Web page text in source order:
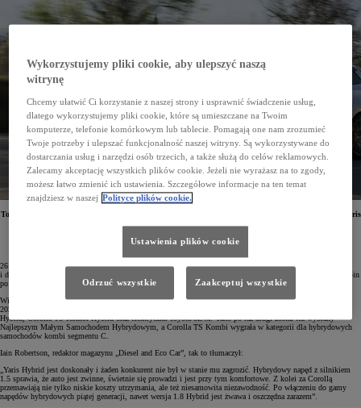
Toyota została wyróżniona w brytyjskim rankingu 2023 Electrified Top 50 Awards. Dwa modele – Yaris
26 lat temu Toyota rozpoczęła elektryfikację motoryzacji. Od tego czasu sprzedała już ponad 23 mln hybryd
i dziś oferuje pełną gamę zelektryfikowanych napędów – od aut z napędem hybrydowym przez hybrydy plug-in
po auta elektryczne na baterie i auta elektryczne zasilane wodorowymi ogniwami paliwowymi.
Wiodącą pozycję Toyoty w kwestii elektryfikacji potwierdzają prestiżowe nagrody i rankingi, w tym
2023 Electrified Top 50 Awards. W tym ostatnim zestawieniu znalazły się aż trzy modele Toyoty: Yaris
Hybrid, Corolla TS Kombi Hybrid oraz elektryczna Toyota bZ4x. Yaris po raz drugi został też wybrany
Najlepszym Małym Samochodem Hybrydowym, a Corolla TS Kombi wygrała w kategorii dla hybrydowych
samochodów kombi segmentu C.
Iain Robertson, redaktor magazynu „Diesel and Eco Car”, tak to tłumaczył:
„Yaris Hybrid jest doskonały i żaden konkurent nie był w stanie mu zagrozić. Hybrydowy napęd z silnikiem
1.5 sprawia, że auto jest zwinne, świetnie się prowadzi i jest przy tym komfortowe. Z kolei za Corollą
przemawiają nie tylko niskie koszty utrzymania, ale też niesamowita niezawodność. Po włączeniu do gamy
napędów hybrydowych piątej generacji, nawet wersja 1.8 Hybrid jest żwawa i oszczędna zarazem”.
Wykorzystujemy pliki cookie, aby ulepszyć naszą
witrynę
Chcemy ułatwić Ci korzystanie z naszej strony i usprawnić świadczenie usług,
dlatego wykorzystujemy pliki cookie, które są umieszczane na Twoim
komputerze, telefonie komórkowym lub tablecie. Pomagają one nam zrozumieć
Twoje potrzeby i ulepszać funkcjonalność naszej witryny. Są wykorzystywane do
dostarczania usług i narzędzi osób trzecich, a także służą do celów reklamowych.
Zalecamy akceptację wszystkich plików cookie. Jeżeli nie wyrażasz na to zgody,
możesz łatwo zmienić ich ustawienia. Szczegółowe informacje na ten temat
znajdziesz w naszej Polityce plików cookie.
Ustawienia plików cookie
Odrzuć wszystkie Zaakceptuj wszystkie